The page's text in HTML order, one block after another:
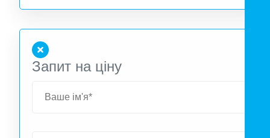
Запит на ціну